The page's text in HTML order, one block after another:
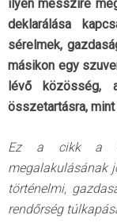
ilyen messzire
deklarálása
sérelmek,
másikon egy
lévő közösség,
összetartásra, mint
Ez a cikk a
megalakulásának
történelmi,
rendőrség